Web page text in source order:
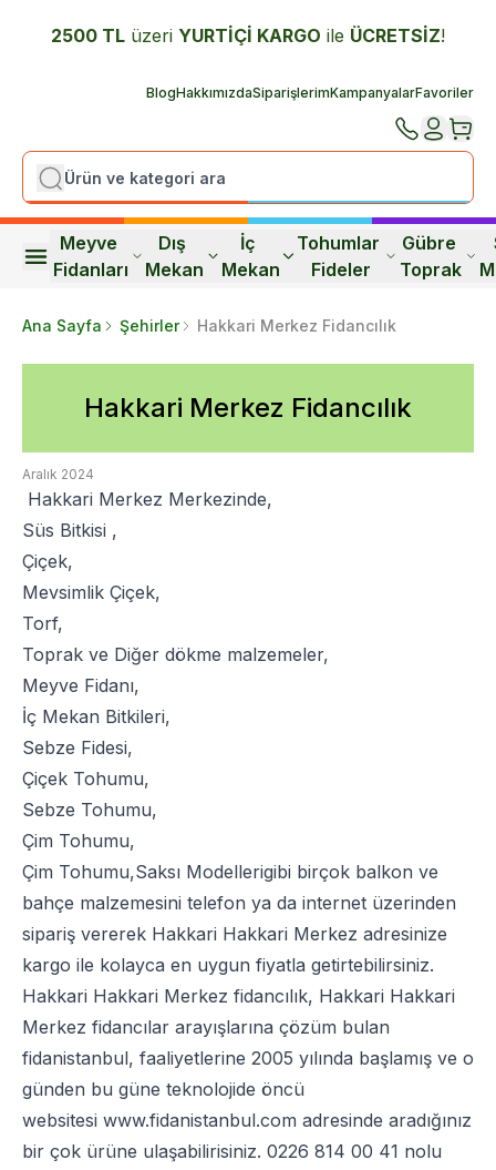
2500 TL üzeri YURTİÇİ KARGO ile ÜCRETSİZ!
BlogHakkımızdaSiparişlerimKampanyalarFavoriler
Meyve
Fidanları
Dış
Mekan
İç
Mekan
Tohumlar
Fideler
Gübre
Toprak
Ana Sayfa Şehirler Hakkari Merkez Fidancılık
Hakkari Merkez Fidancılık
Aralık 2024
Hakkari Merkez Merkezinde,
Süs Bitkisi ,
Çiçek,
Mevsimlik Çiçek,
Torf,
Toprak ve Diğer dökme malzemeler,
Meyve Fidanı,
İç Mekan Bitkileri,
Sebze Fidesi,
Çiçek Tohumu,
Sebze Tohumu,
Çim Tohumu,
Çim Tohumu,Saksı Modellerigibi birçok balkon ve
bahçe malzemesini telefon ya da internet üzerinden
sipariş vererek Hakkari Hakkari Merkez adresinize
kargo ile kolayca en uygun fiyatla getirtebilirsiniz.
Hakkari Hakkari Merkez fidancılık, Hakkari Hakkari
Merkez fidancılar arayışlarına çözüm bulan
fidanistanbul, faaliyetlerine 2005 yılında başlamış ve o
günden bu güne teknolojide öncü
websitesi www.fidanistanbul.com adresinde aradığınız
bir çok ürüne ulaşabilirisiniz. 0226 814 00 41 nolu